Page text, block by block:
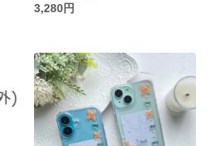
3,280円